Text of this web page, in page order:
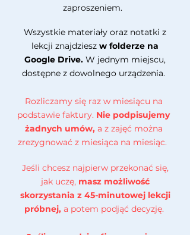
zaproszeniem.
Wszystkie materiały oraz notatki z
lekcji znajdziesz w folderze na
Google Drive.W jednym miejscu,
dostępne z dowolnego urządzenia.
Rozliczamy się raz w miesiącu na
podstawie faktury. Nie podpisujemy
żadnych umów,a z zajęć można
zrezygnować z miesiąca na miesiąc.
Jeśli chcesz najpierw przekonać się,
jak uczę, masz możliwość
skorzystania z 45-minutowej lekcji
próbnej, a potem podjąć decyzję.